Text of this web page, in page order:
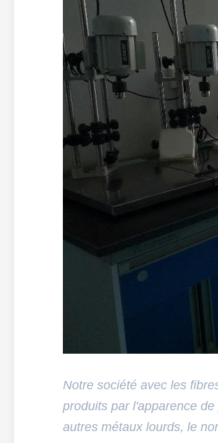
Notre société avec les
produits par l'apparence
autres métaux lourds, le